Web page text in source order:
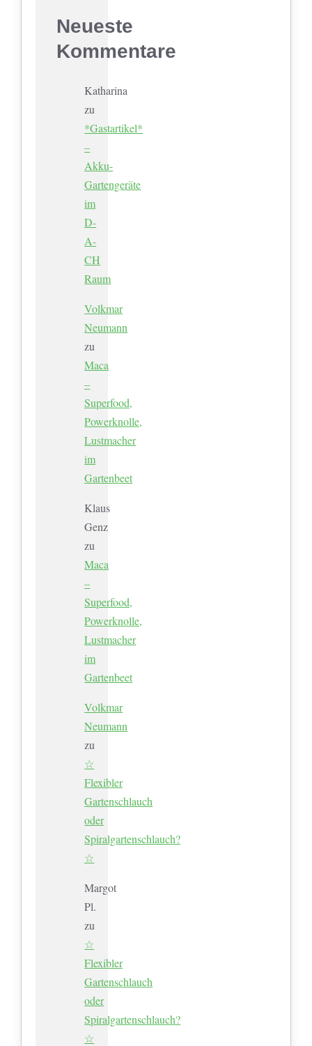
Neueste
Kommentare
Katharina
zu
*Gastartikel*
–
Akku-
Gartengeräte
im
D-
A-
CH
Raum
Volkmar
Neumann
zu
Maca
–
Superfood,
Powerknolle,
Lustmacher
im
Gartenbeet
Klaus
Genz
zu
Maca
–
Superfood,
Powerknolle,
Lustmacher
im
Gartenbeet
Volkmar
Neumann
zu
☆
Flexibler
Gartenschlauch
oder
Spiralgartenschlauch?
☆
Margot
Pl.
zu
☆
Flexibler
Gartenschlauch
oder
Spiralgartenschlauch?
☆